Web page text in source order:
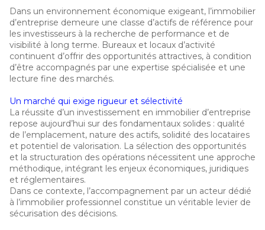
Dans un environnement économique exigeant, l’immobilier
d’entreprise demeure une classe d’actifs de référence pour
les investisseurs à la recherche de performance et de
visibilité à long terme. Bureaux et locaux d’activité
continuent d’offrir des opportunités attractives, à condition
d’être accompagnés par une expertise spécialisée et une
lecture fine des marchés.
Un marché qui exige rigueur et sélectivité
La réussite d’un investissement en immobilier d’entreprise
repose aujourd’hui sur des fondamentaux solides : qualité
de l’emplacement, nature des actifs, solidité des locataires
et potentiel de valorisation. La sélection des opportunités
et la structuration des opérations nécessitent une approche
méthodique, intégrant les enjeux économiques, juridiques
et réglementaires.
Dans ce contexte, l’accompagnement par un acteur dédié
à l’immobilier professionnel constitue un véritable levier de
sécurisation des décisions.